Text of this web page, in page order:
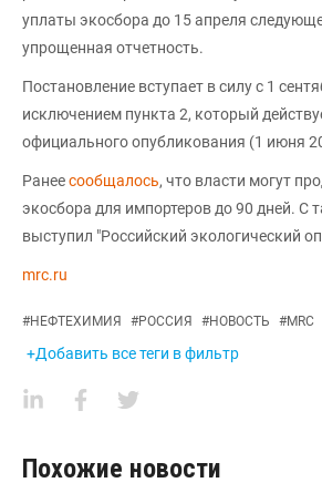
уплаты экосбора до 15 апреля
упрощенная отчетность.
Постановление вступает в силу с 1
исключением пункта 2, который
официального опубликования (1 июня
Ранеесообщалось, что власти могут
экосбора для импортеров до 90 дней. С
выступил "Российский экологический
mrc.ru
#НЕФТЕХИМИЯ #РОССИЯ #НОВОСТЬ #MRC
+Добавить все теги в фильтр
Похожие новости